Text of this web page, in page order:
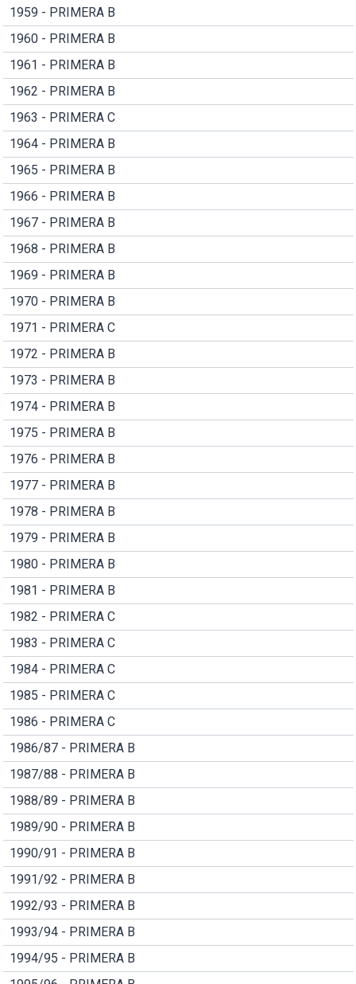
1959 - PRIMERA B
1960 - PRIMERA B
1961 - PRIMERA B
1962 - PRIMERA B
1963 - PRIMERA C
1964 - PRIMERA B
1965 - PRIMERA B
1966 - PRIMERA B
1967 - PRIMERA B
1968 - PRIMERA B
1969 - PRIMERA B
1970 - PRIMERA B
1971 - PRIMERA C
1972 - PRIMERA B
1973 - PRIMERA B
1974 - PRIMERA B
1975 - PRIMERA B
1976 - PRIMERA B
1977 - PRIMERA B
1978 - PRIMERA B
1979 - PRIMERA B
1980 - PRIMERA B
1981 - PRIMERA B
1982 - PRIMERA C
1983 - PRIMERA C
1984 - PRIMERA C
1985 - PRIMERA C
1986 - PRIMERA C
1986/87 - PRIMERA B
1987/88 - PRIMERA B
1988/89 - PRIMERA B
1989/90 - PRIMERA B
1990/91 - PRIMERA B
1991/92 - PRIMERA B
1992/93 - PRIMERA B
1993/94 - PRIMERA B
1994/95 - PRIMERA B